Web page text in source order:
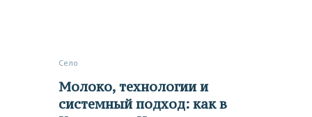
Село
Молоко, технологии и
системный подход: как в